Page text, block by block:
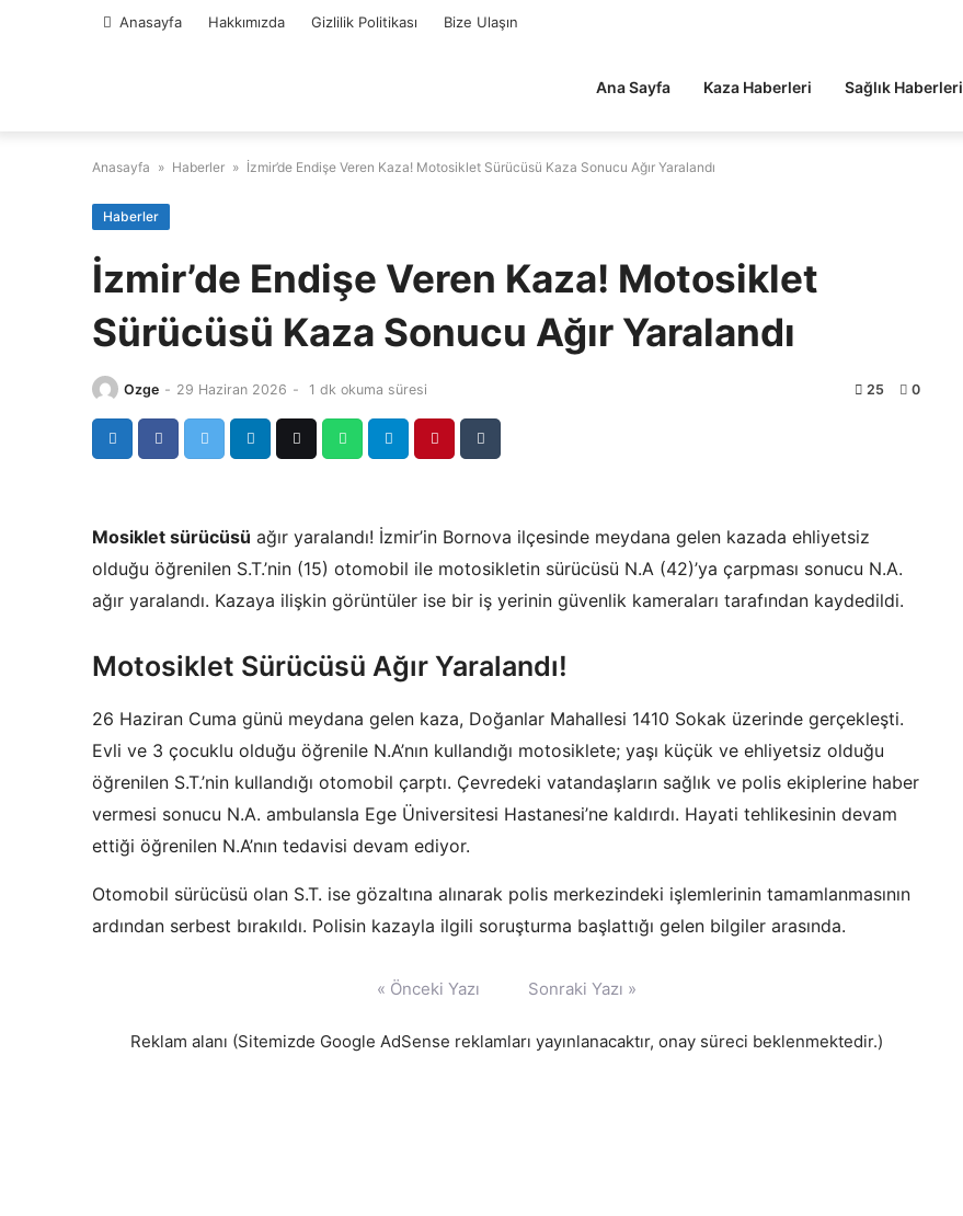
Anasayfa Hakkımızda Gizlilik Politikası Bize Ulaşın
Ana Sayfa Kaza Haberleri Sağlık Haberleri
Anasayfa » Haberler » İzmir’de Endişe Veren Kaza! Motosiklet Sürücüsü Kaza Sonucu Ağır Yaralandı
Haberler
İzmir’de Endişe Veren Kaza! Motosiklet
Sürücüsü Kaza Sonucu Ağır Yaralandı
Ozge - 29 Haziran 2026 - 1 dk okuma süresi 25 0
Mosiklet sürücüsü ağır yaralandı! İzmir’in Bornova ilçesinde meydana gelen kazada ehliyetsiz
olduğu öğrenilen S.T.’nin (15) otomobil ile motosikletin sürücüsü N.A (42)’ya çarpması sonucu N.A.
ağır yaralandı. Kazaya ilişkin görüntüler ise bir iş yerinin güvenlik kameraları tarafından kaydedildi.
Motosiklet Sürücüsü Ağır Yaralandı!
26 Haziran Cuma günü meydana gelen kaza, Doğanlar Mahallesi 1410 Sokak üzerinde gerçekleşti.
Evli ve 3 çocuklu olduğu öğrenile N.A’nın kullandığı motosiklete; yaşı küçük ve ehliyetsiz olduğu
öğrenilen S.T.’nin kullandığı otomobil çarptı. Çevredeki vatandaşların sağlık ve polis ekiplerine haber
vermesi sonucu N.A. ambulansla Ege Üniversitesi Hastanesi’ne kaldırdı. Hayati tehlikesinin devam
ettiği öğrenilen N.A’nın tedavisi devam ediyor.
Otomobil sürücüsü olan S.T. ise gözaltına alınarak polis merkezindeki işlemlerinin tamamlanmasının
ardından serbest bırakıldı. Polisin kazayla ilgili soruşturma başlattığı gelen bilgiler arasında.
« Önceki Yazı Sonraki Yazı »
Reklam alanı (Sitemizde Google AdSense reklamları yayınlanacaktır, onay süreci beklenmektedir.)